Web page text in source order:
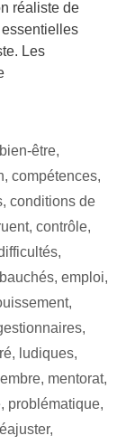
réaliste de
essentielles
Les
bien-être,
, compétences,
, conditions de
, contrôle,
,
, emploi,
,
,
, ludiques,
, mentorat,
, problématique,
,